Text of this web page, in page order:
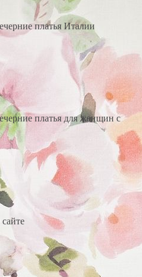
платья Италии
платья для женщин с